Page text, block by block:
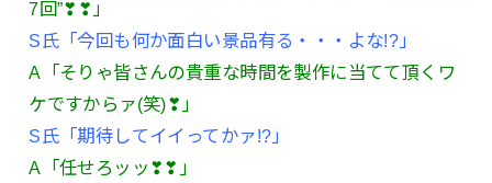
7回”❣❣」
S氏「今回も何か面白い景品有る・・・よな!?」
A「そりゃ皆さんの貴重な時間を製作に当てて頂くワ
ケですからァ(笑)❣」
S氏「期待してイイってかァ!?」
A「任せろッッ❣❣」